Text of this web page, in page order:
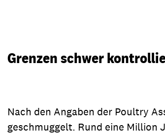
Grenzen schwer
Nach den Angaben der Poultry
geschmuggelt. Rund eine